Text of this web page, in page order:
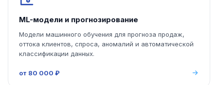
ML-модели и прогнозирование
Модели машинного обучения для прогноза продаж,
оттока клиентов, спроса, аномалий и автоматической
классификации данных.
от 80 000 ₽